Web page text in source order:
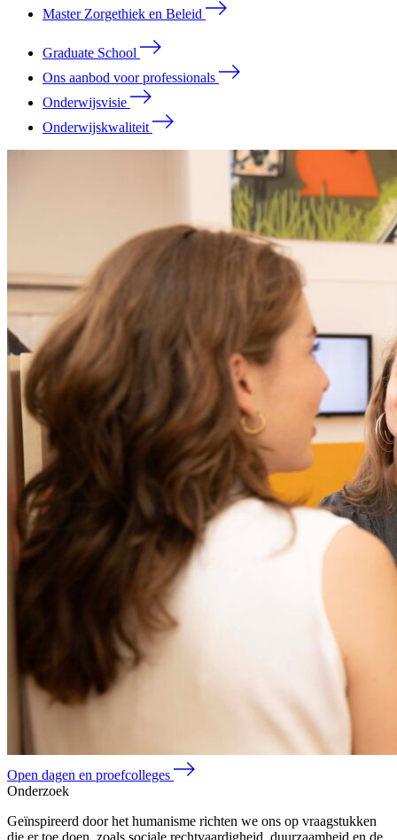
Master Zorgethiek en Beleid
Graduate School
Ons aanbod voor professionals
Onderwijsvisie
Onderwijskwaliteit
Open dagen en proefcolleges
Onderzoek
Geïnspireerd door het humanisme richten we ons op vraagstukken
die er toe doen, zoals sociale rechtvaardigheid, duurzaamheid en de